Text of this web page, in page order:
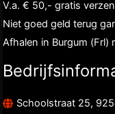
V.a. € 50,- gratis
Niet goed geld terug
Afhalen in Burgum (Frl)
Schoolstraat 25,